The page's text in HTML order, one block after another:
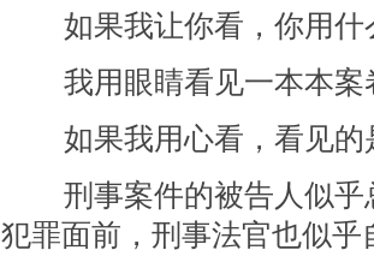
如果我让你看，你用什
我用眼睛看见一本本案
如果我用心看，看见的
刑事案件的被告人似乎
犯罪面前，刑事法官也似